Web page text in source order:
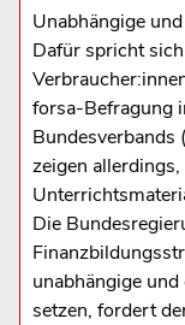
Unabhängige
Dafür spricht
forsa-Befragung
Bundesverbands
zeigen
Die
unabhängige
setzen, fordert